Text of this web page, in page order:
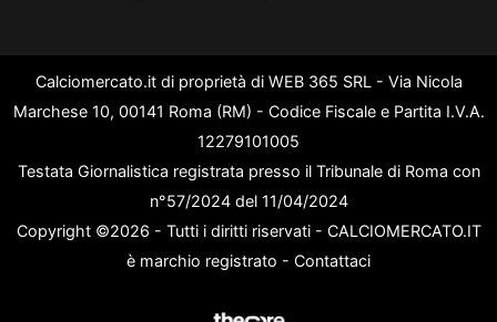
Calciomercato.it di proprietà di WEB 365 SRL - Via Nicola
Marchese 10, 00141 Roma (RM) - Codice Fiscale e Partita I.V.A.
12279101005
Testata Giornalistica registrata presso il Tribunale di Roma con
n°57/2024 del 11/04/2024
Copyright ©2026 - Tutti i diritti riservati - CALCIOMERCATO.IT
è marchio registrato - Contattaci